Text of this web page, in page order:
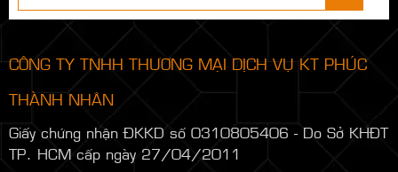
CÔNG TY TNHH THƯƠNG MẠI DỊCH VỤ KT PHÚC
THÀNH NHÂN
Giấy chứng nhận ĐKKD số 0310805406 - Do Sở KHĐT
TP. HCM cấp ngày 27/04/2011